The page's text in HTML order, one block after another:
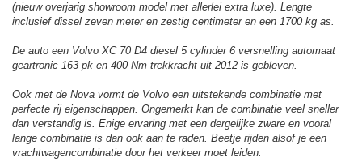
(nieuw overjarig showroom model met allerlei extra luxe). Lengte
inclusief dissel zeven meter en zestig centimeter en een 1700 kg as.
De auto een Volvo XC 70 D4 diesel 5 cylinder 6 versnelling automaat
geartronic 163 pk en 400 Nm trekkracht uit 2012 is gebleven.
Ook met de Nova vormt de Volvo een uitstekende combinatie met
perfecte rij eigenschappen. Ongemerkt kan de combinatie veel sneller
dan verstandig is. Enige ervaring met een dergelijke zware en vooral
lange combinatie is dan ook aan te raden. Beetje rijden alsof je een
vrachtwagencombinatie door het verkeer moet leiden.